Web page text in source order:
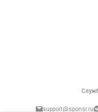
support@sponsr.ru